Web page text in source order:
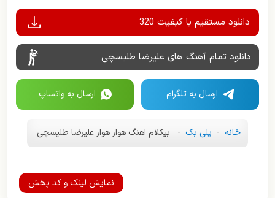
دانلود مستقیم با کیفیت 320
دانلود تمام آهنگ های علیرضا طلیسچی
ارسال به تلگرام ارسال به واتساپ
خانه - پلی بک - بیکلام اهنگ هوار هوار علیرضا طلیسچی
نمایش لینک و کد پخش